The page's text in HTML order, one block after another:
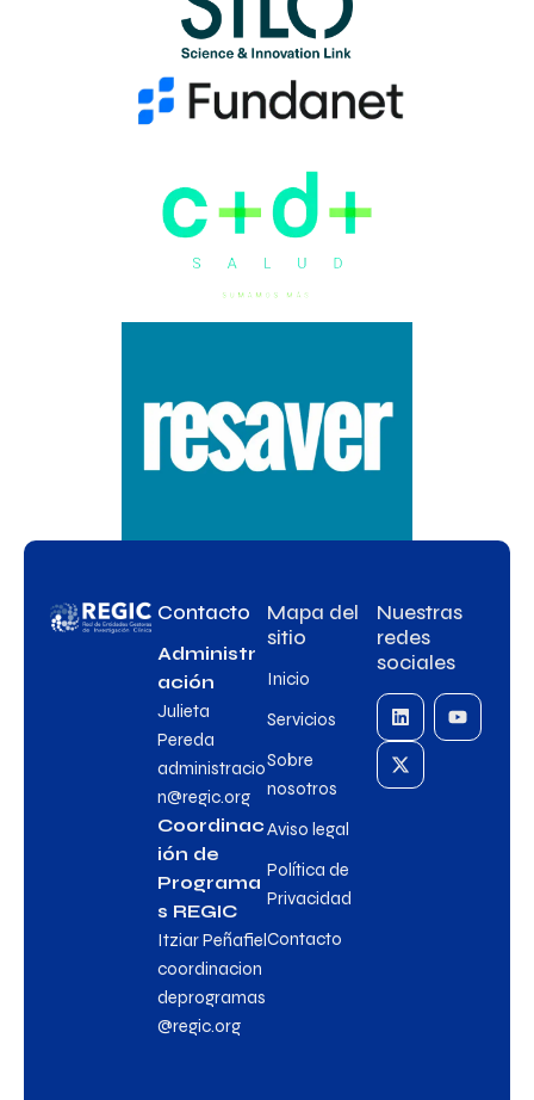
Contacto
Administr
ación
Julieta
Pereda
administracio
n@regic.org
Coordinac
ión de
Programa
s REGIC
Itziar Peñafiel
coordinacion
deprogramas
@regic.org
Mapa del
sitio
Inicio
Servicios
Sobre
nosotros
Aviso legal
Política de
Privacidad
Contacto
Nuestras
redes
sociales